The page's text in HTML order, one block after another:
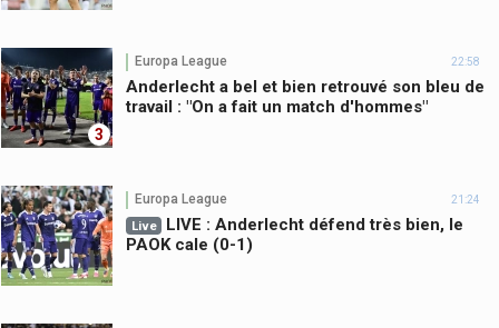
3
Europa League 22:58
Anderlecht a bel et bien retrouvé son bleu de
travail : "On a fait un match d'hommes"
Europa League 21:24
Live
LIVE : Anderlecht défend très bien, le
PAOK cale (0-1)